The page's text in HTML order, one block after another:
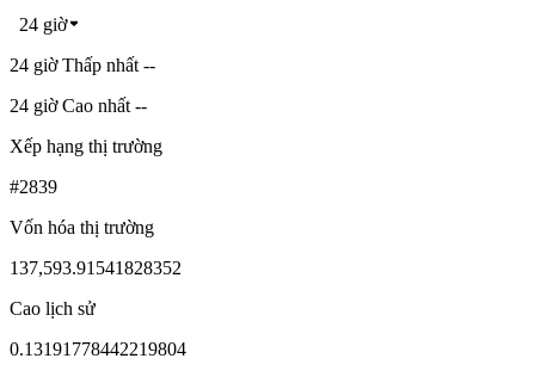
24 giờ
24 giờ Thấp nhất --
24 giờ Cao nhất --
Xếp hạng thị trường
#2839
Vốn hóa thị trường
137,593.91541828352
Cao lịch sử
0.13191778442219804